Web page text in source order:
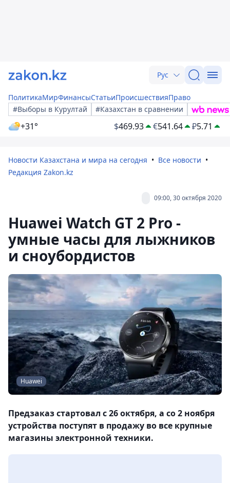
Рус
ПолитикаМирФинансыСтатьиПроисшествияПраво
#Выборы в Курултай
#Казахстан в сравнении
+31° $469.93 €541.64 ₽5.71
Новости Казахстана и мира на сегодня
Все новости
Редакция Zakon.kz
09:00, 30 октября 2020
Huawei Watch GT 2 Pro -
умные часы для лыжников
и сноубордистов
Huawei
Предзаказ стартовал с 26 октября, а со 2 ноября
устройства поступят в продажу во все крупные
магазины электронной техники.